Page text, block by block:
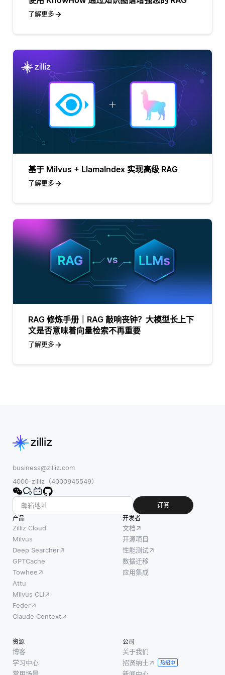
了解更多
基于 Milvus + LlamaIndex 实现高级 RAG
了解更多
RAG 修炼手册｜RAG 敲响丧钟？大模型长上下
文是否意味着向量检索不再重要
了解更多
business@zilliz.com
4000-zilliz（4000945549）
订阅
产品
Zilliz Cloud
Milvus
Deep Searcher
GPTCache
Towhee
Attu
Milvus CLI
Feder
Claude Context
开发者
文档
开源项目
性能测试
数据迁移
应用集成
资源
博客
学习中心
公司
关于我们
招贤纳士
热招中